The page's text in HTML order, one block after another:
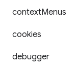
contextMenus
cookies
debugger